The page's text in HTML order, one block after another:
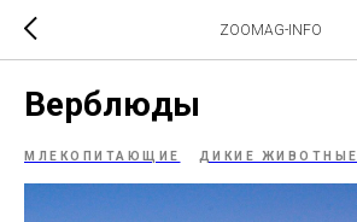
ZOOMAG-INFO
Верблюды
МЛЕКОПИТАЮЩИЕ ДИКИЕ ЖИВОТНЫЕ